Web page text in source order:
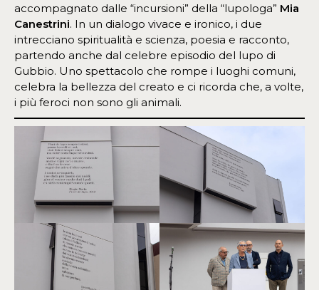
accompagnato dalle “incursioni” della “lupologa” Mia
Canestrini. In un dialogo vivace e ironico, i due
intrecciano spiritualità e scienza, poesia e racconto,
partendo anche dal celebre episodio del lupo di
Gubbio. Uno spettacolo che rompe i luoghi comuni,
celebra la bellezza del creato e ci ricorda che, a volte,
i più feroci non sono gli animali.